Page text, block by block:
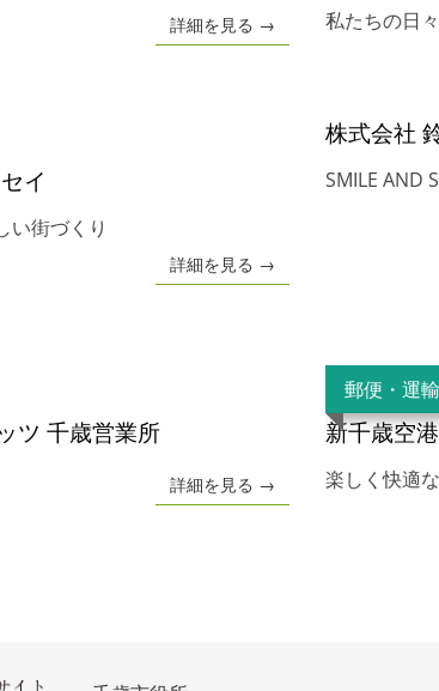
詳細を見る → 私たちの日
イ
い街づくり
詳細を見る →
株式会社
SMILE AND
ツ 千歳営業所
詳細を見る →
郵便・運
新千歳空
楽しく快適